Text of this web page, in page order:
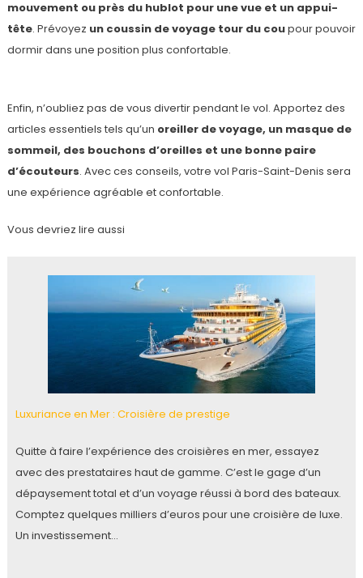
mouvement ou près du hublot pour une vue et un appui-
tête. Prévoyez un coussin de voyage tour du coupour pouvoir
dormir dans une position plus confortable.
Enfin, n’oubliez pas de vous divertir pendant le vol. Apportez des
articles essentiels tels qu’un oreiller de voyage, un masque de
sommeil, des bouchons d’oreilles et une bonne paire
d’écouteurs. Avec ces conseils, votre vol Paris-Saint-Denis sera
une expérience agréable et confortable.
Vous devriez lire aussi
Luxuriance en Mer : Croisière de prestige
Quitte à faire l’expérience des croisières en mer, essayez
avec des prestataires haut de gamme. C’est le gage d’un
dépaysement total et d’un voyage réussi à bord des bateaux.
Comptez quelques milliers d’euros pour une croisière de luxe.
Un investissement…